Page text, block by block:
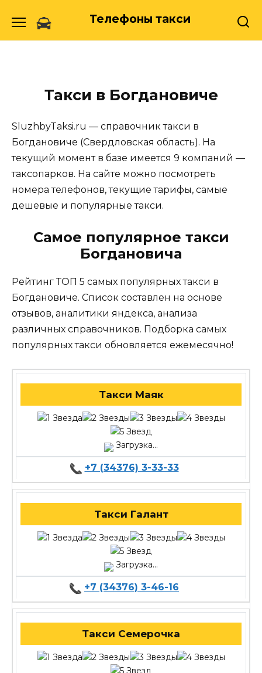
Телефоны такси
Такси в Богдановиче
SluzhbyTaksi.ru — справочник такси в
Богдановиче (Свердловская область). На
текущий момент в базе имеется 9 компаний —
таксопарков. На сайте можно посмотреть
номера телефонов, текущие тарифы, самые
дешевые и популярные такси.
Самое популярное такси
Богдановича
Рейтинг ТОП 5 самых популярных такси в
Богдановиче. Список составлен на основе
отзывов, аналитики яндекса, анализа
различных справочников. Подборка самых
популярных такси обновляется ежемесячно!
Такси Маяк
Загрузка...
+7 (34376) 3-33-33
Такси Галант
Загрузка...
+7 (34376) 3-46-16
Такси Семерочка